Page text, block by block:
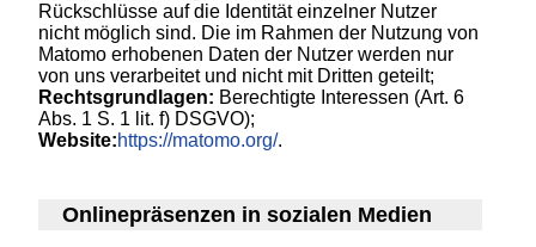
Rückschlüsse auf die Identität einzelner Nutzer
nicht möglich sind. Die im Rahmen der Nutzung von
Matomo erhobenen Daten der Nutzer werden nur
von uns verarbeitet und nicht mit Dritten geteilt;
Rechtsgrundlagen: Berechtigte Interessen (Art. 6
Abs. 1 S. 1 lit. f) DSGVO);
Website:https://matomo.org/.
Onlinepräsenzen in sozialen Medien